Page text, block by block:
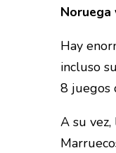
Noruega
Hay
incluso
8 juegos
A su